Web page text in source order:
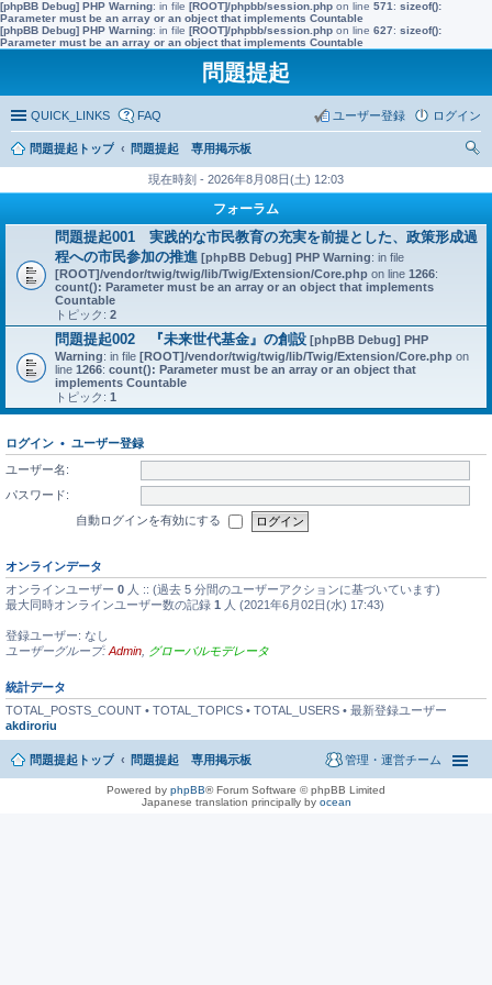
[phpBB Debug] PHP Warning: in file [ROOT]/phpbb/session.php on line 571 : sizeof():
Parameter must be an array or an object that implements Countable
[phpBB Debug] PHP Warning: in file [ROOT]/phpbb/session.php on line 627: sizeof():
Parameter must be an array or an object that implements Countable
問題提起
QUICK_LINKS FAQ ログイン
ユーザー登録
問題提起トップ
問題提起 専用掲示板
現在時刻 - 2026年8月08日(土) 12:03
フォーラム
問題提起001 実践的な市民教育の充実を前提とした、政策形成過
程への市民参加の推進 [phpBB Debug] PHP Warning: in file
[ROOT]/vendor/twig/twig/lib/Twig/Extension/Core.php on line 1266:
count(): Parameter must be an array or an object that implements
Countable
トピック: 2
問題提起002 『未来世代基金』の創設 [phpBB Debug] PHP
Warning: in file [ROOT]/vendor/twig/twig/lib/Twig/Extension/Core.php on
line 1266: count(): Parameter must be an array or an object that
implements Countable
トピック: 1
ログイン • ユーザー登録
ユーザー名:
パスワード:
自動ログインを有効にする
オンラインデータ
オンラインユーザー 0 人 :: (過去 5 分間のユーザーアクションに基づいています)
最大同時オンラインユーザー数の記録 1 人 (2021年6月02日(水) 17:43)
登録ユーザー: なし
ユーザーグループ: Admin グローバルモデレータ
統計データ
TOTAL_POSTS_COUNT • TOTAL_TOPICS • TOTAL_USERS • 最新登録ユーザー
akdiroriu
問題提起トップ 問題提起 専用掲示板 管理・運営チーム
Powered by phpBB® Forum Software © phpBB Limited
Japanese translation principally by ocean